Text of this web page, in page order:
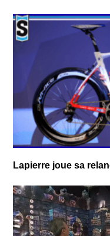
Lapierre joue sa